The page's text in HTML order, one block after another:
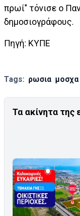
πρωί" τόνισε ο
δημοσιογράφους.
Πηγή: ΚΥΠΕ
Tags: ρωσια μοσχα
Τα ακίνητα της